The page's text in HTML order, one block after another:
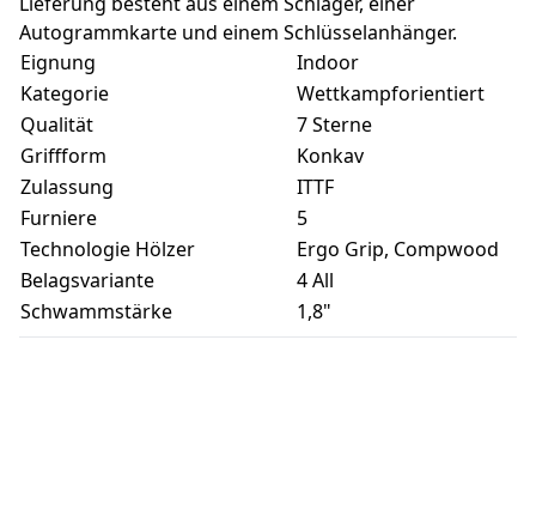
Autogrammkarte und einem Schlüsselanhänger.
Eignung
Indoor
Kategorie
Wettkampforientiert
Qualität
7 Sterne
Griffform
Konkav
Zulassung
ITTF
Furniere
5
Technologie Hölzer
Ergo Grip, Compwood
Belagsvariante
4 All
Schwammstärke
1,8"